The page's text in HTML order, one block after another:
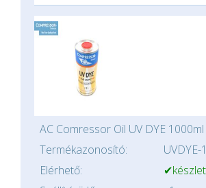
AC Comressor Oil UV DYE 1000ml
Termékazonosító:
UVDYE-
Elérhető: